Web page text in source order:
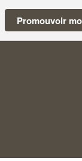
Promouvoir